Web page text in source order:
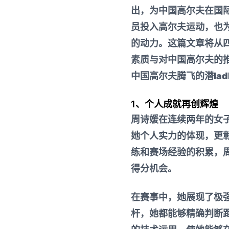
出，为中国高尔夫在国
员投入高尔夫运动，也
的动力。这篇文章将从
素质与对中国高尔夫的
中国高尔夫腾飞的潜
1、个人成就再创辉煌
周诗媛在连续两年的女
她个人实力的体现，更
练和赛场经验的积累，
得分机会。
在赛事中，她展现了极
杆，她都能够精确判断